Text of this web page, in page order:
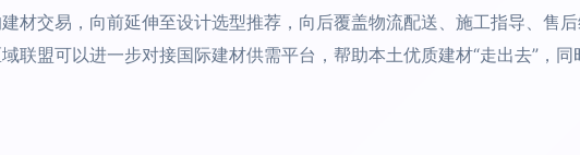
建材交易，向前延伸至设计选型推荐，向后覆盖物流配送、施工指导、售
域联盟可以进一步对接国际建材供需平台，帮助本土优质建材“走出去”，